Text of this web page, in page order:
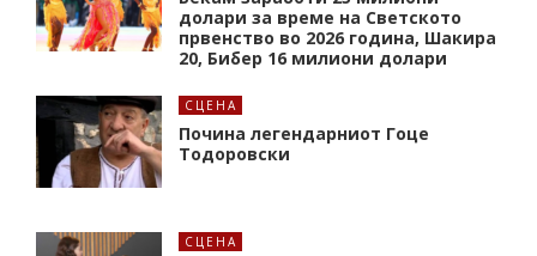
долари за време на Светското
првенство во 2026 година, Шакира
20, Бибер 16 милиони долари
СЦЕНА
Почина легендарниот Гоце
Тодоровски
СЦЕНА